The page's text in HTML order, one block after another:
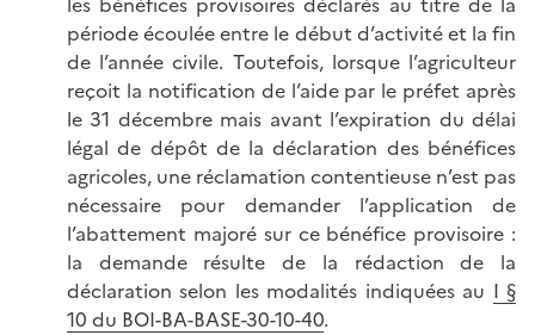
période écoulée entre le début d’activité et la fin
de l’année civile. Toutefois, lorsque l’agriculteur
reçoit la notification de l’aide par le préfet après
le 31 décembre mais avant l’expiration du délai
légal de dépôt de la déclaration des bénéfices
agricoles, une réclamation contentieuse n’est pas
nécessaire pour demander l’application de
l’abattement majoré sur ce bénéfice provisoire :
la demande résulte de la rédaction de la
déclaration selon les modalités indiquées au I §
10 du BOI-BA-BASE-30-10-40.